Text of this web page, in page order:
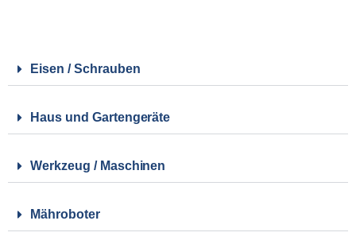
Eisen / Schrauben
Haus und Gartengeräte
Werkzeug / Maschinen
Mähroboter